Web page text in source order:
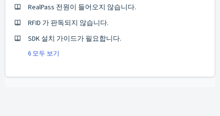
RealPass 전원이 들어오지 않습니다.
RFID 가 판독되지 않습니다.
SDK 설치 가이드가 필요합니다.
6 모두 보기